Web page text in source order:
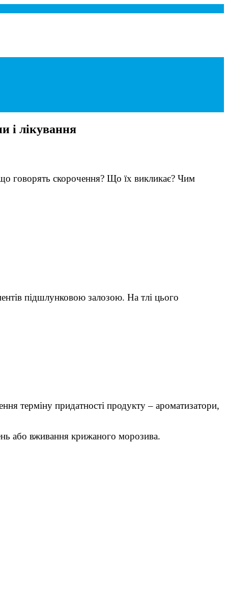
і лікування
говорять скорочення? Що їх викликає? Чим
підшлунковою залозою. На тлі цього
терміну придатності продукту – ароматизатори,
або вживання крижаного морозива.